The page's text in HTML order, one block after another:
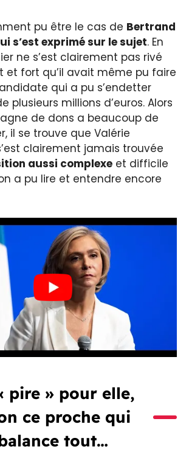
pu être le cas de Bertrand
s’est exprimé sur le sujet. En
ne s’est clairement pas rivé
et fort qu’il avait même pu faire
qui a pu s’endetter
plusieurs millions d’euros. Alors
de dons a beaucoup de
il se trouve que Valérie
clairement jamais trouvée
aussi complexe et difficile
a pu lire et entendre encore
pire » pour elle,
ce proche qui
tout…